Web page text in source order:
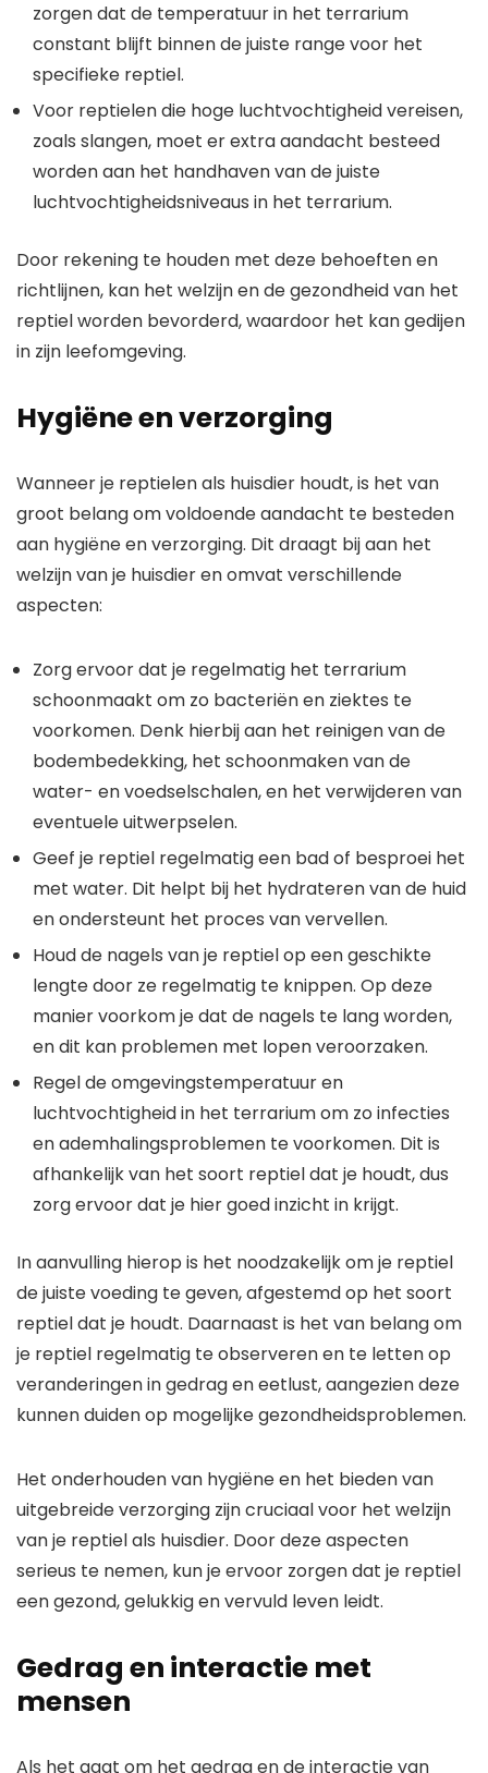
zorgen dat de temperatuur in het terrarium
constant blijft binnen de juiste range voor het
specifieke reptiel.
Voor reptielen die hoge luchtvochtigheid vereisen,
zoals slangen, moet er extra aandacht besteed
worden aan het handhaven van de juiste
luchtvochtigheidsniveaus in het terrarium.
Door rekening te houden met deze behoeften en
richtlijnen, kan het welzijn en de gezondheid van het
reptiel worden bevorderd, waardoor het kan gedijen
in zijn leefomgeving.
Hygiëne en verzorging
Wanneer je reptielen als huisdier houdt, is het van
groot belang om voldoende aandacht te besteden
aan hygiëne en verzorging. Dit draagt bij aan het
welzijn van je huisdier en omvat verschillende
aspecten:
Zorg ervoor dat je regelmatig het terrarium
schoonmaakt om zo bacteriën en ziektes te
voorkomen. Denk hierbij aan het reinigen van de
bodembedekking, het schoonmaken van de
water- en voedselschalen, en het verwijderen van
eventuele uitwerpselen.
Geef je reptiel regelmatig een bad of besproei het
met water. Dit helpt bij het hydrateren van de huid
en ondersteunt het proces van vervellen.
Houd de nagels van je reptiel op een geschikte
lengte door ze regelmatig te knippen. Op deze
manier voorkom je dat de nagels te lang worden,
en dit kan problemen met lopen veroorzaken.
Regel de omgevingstemperatuur en
luchtvochtigheid in het terrarium om zo infecties
en ademhalingsproblemen te voorkomen. Dit is
afhankelijk van het soort reptiel dat je houdt, dus
zorg ervoor dat je hier goed inzicht in krijgt.
In aanvulling hierop is het noodzakelijk om je reptiel
de juiste voeding te geven, afgestemd op het soort
reptiel dat je houdt. Daarnaast is het van belang om
je reptiel regelmatig te observeren en te letten op
veranderingen in gedrag en eetlust, aangezien deze
kunnen duiden op mogelijke gezondheidsproblemen.
Het onderhouden van hygiëne en het bieden van
uitgebreide verzorging zijn cruciaal voor het welzijn
van je reptiel als huisdier. Door deze aspecten
serieus te nemen, kun je ervoor zorgen dat je reptiel
een gezond, gelukkig en vervuld leven leidt.
Gedrag en interactie met
mensen
Als het gaat om het gedrag en de interactie van